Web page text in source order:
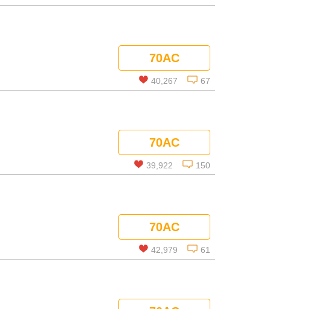
70AC
40,267 67
コメントを見る
70AC
39,922 150
コメントを見る
70AC
42,979 61